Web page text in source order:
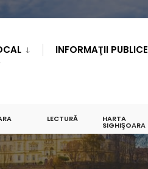
INFORMAŢII PUBLICE
LECTURĂ HARTA
SIGHIŞOARA